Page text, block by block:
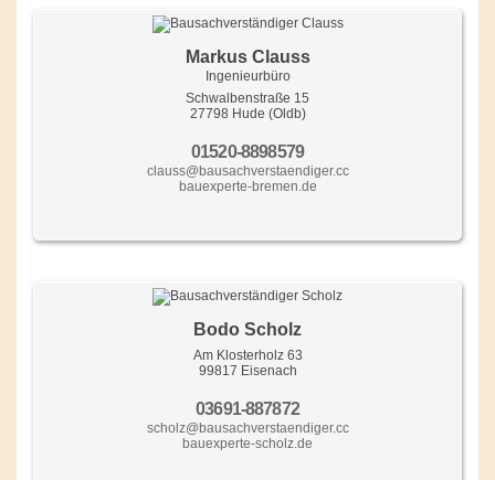
Markus Clauss
Ingenieurbüro
Schwalbenstraße 15
27798 Hude (Oldb)
01520-8898579
clauss@bausachverstaendiger.cc
bauexperte-bremen.de
Bodo Scholz
Am Klosterholz 63
99817 Eisenach
03691-887872
scholz@bausachverstaendiger.cc
bauexperte-scholz.de